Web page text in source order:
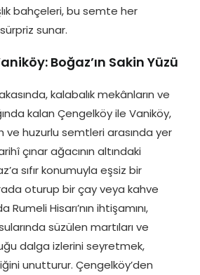
bahçeleri, bu semte her
sunar.
Boğaz’ın Sakin Yüzü
kalabalık mekânların ve
kalan Çengelköy ile Vaniköy,
ve huzurlu semtleri arasında yer
çınar ağacının altındaki
sıfır konumuyla eşsiz bir
oturup bir çay veya kahve
Rumeli Hisarı’nın ihtişamını,
süzülen martıları ve
dalga izlerini seyretmek,
unutturur. Çengelköy’den